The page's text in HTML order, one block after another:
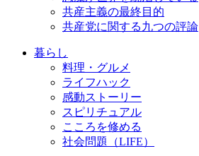
共産主義の最終目的
共産党に関する九つの評論
暮らし
料理・グルメ
ライフハック
感動ストーリー
スピリチュアル
こころを修める
社会問題（LIFE）